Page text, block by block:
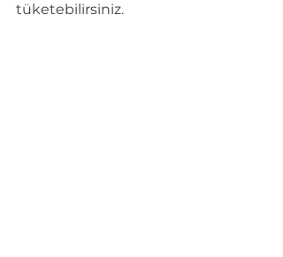
tüketebilirsiniz.